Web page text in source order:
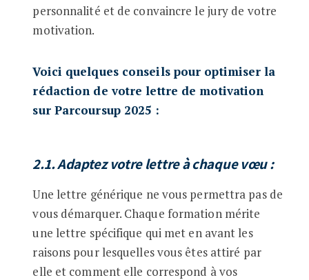
personnalité et de convaincre le jury de votre
motivation.
Voici quelques conseils pour optimiser la
rédaction de votre lettre de motivation
sur Parcoursup 2025 :
2.1. Adaptez votre lettre à chaque vœu:
Une lettre générique ne vous permettra pas de
vous démarquer. Chaque formation mérite
une lettre spécifique qui met en avant les
raisons pour lesquelles vous êtes attiré par
elle et comment elle correspond à vos